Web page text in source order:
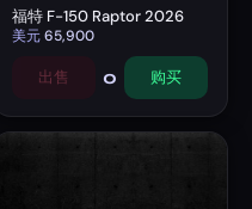
福特 F-150 Raptor 2026
美元65,900
出售 0 购买